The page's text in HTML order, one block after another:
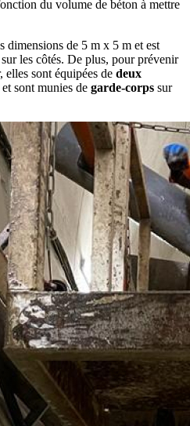
du volume de béton à mettre
dimensions de 5 m x 5 m et est
les côtés. De plus, pour prévenir
elles sont équipées de deux
et sont munies de garde-corps sur